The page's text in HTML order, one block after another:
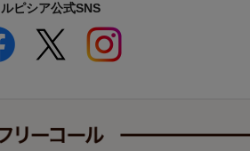
ルピシア公式SNS